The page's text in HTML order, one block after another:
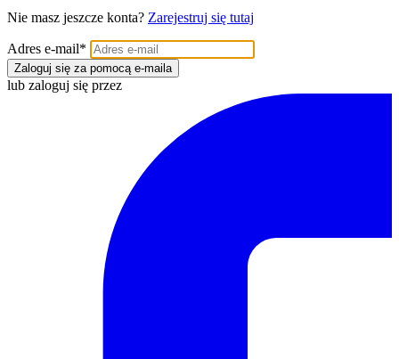
Nie masz jeszcze konta? Zarejestruj się tutaj
Adres e-mail*
Zaloguj się za pomocą e-maila
lub zaloguj się przez